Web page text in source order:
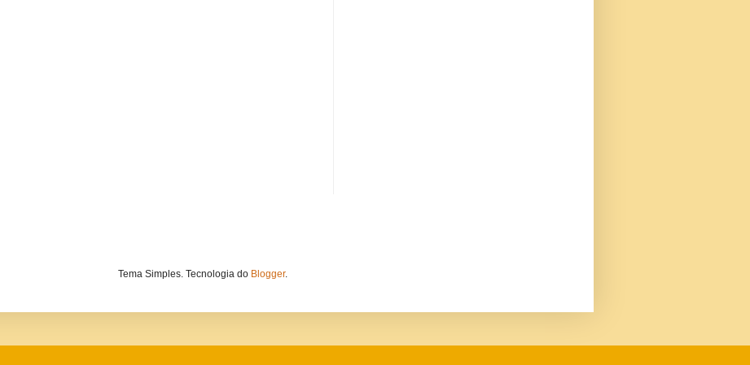
Tema Simples. Tecnologia do Blogger.